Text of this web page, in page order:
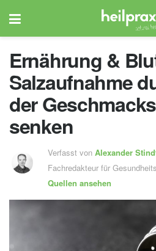
Ernährung &
Salzaufnahme
der
senken
Verfasst vonAlexander
Fachredakteur für
Quellen ansehen